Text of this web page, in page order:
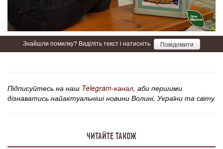
Знайшли помилку? Виділіть текст і натисніть Повідомити
Підписуйтесь на наш Telegram-канал, аби першими
дізнаватись найактуальніші новини Волині, України та світу
ЧИТАЙТЕ ТАКОЖ